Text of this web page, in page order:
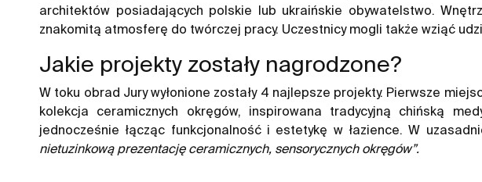
architektów posiadających polskie lub ukraińskie obywatelstwo.
znakomitą atmosferę do twórczej pracy. Uczestnicy mogli także wziąć
Jakie projekty zostały nagrodzone?
W toku obrad Jury wyłonione zostały 4 najlepsze projekty. Pierwsze
kolekcja ceramicznych okręgów, inspirowana tradycyjną chińską
jednocześnie łącząc funkcjonalność i estetykę w łazience. W
nietuzinkową prezentację ceramicznych, sensorycznych okręgów”.